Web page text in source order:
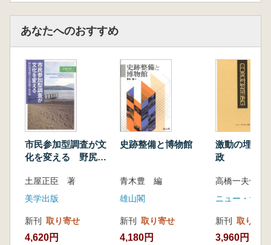
あなたへのおすすめ
市民参加型調査が文
化を変える 野尻湖
考察
土屋正臣 著
美学出版
新刊 取り寄せ
4,620円
史跡整備と博物館
青木豊 編
雄山閣
新刊 取り寄せ
4,180円
激動の埋蔵
政
高橋一夫他編
ニュー・サイ
新刊 取り寄せ
3,960円